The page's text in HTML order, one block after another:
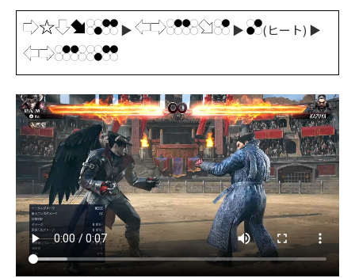
▶ ▶ (ヒート) ▶